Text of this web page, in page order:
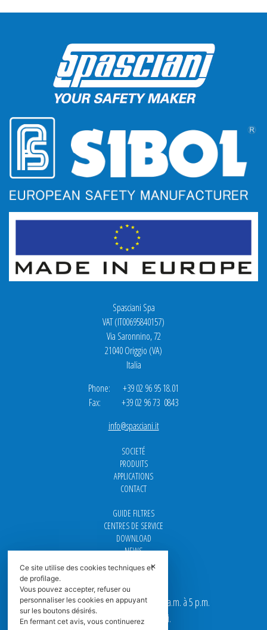
Spasciani Spa
VAT (IT00695840157)
Via Saronnino, 72
21040 Origgio (VA)
Italia
Phone: +39 02 96 95 18.01
Fax: +39 02 96 73 0843
info@spasciani.it
SOCIETÉ
PRODUITS
APPLICATIONS
CONTACT
GUIDE FILTRES
CENTRES DE SERVICE
DOWNLOAD
NEWS
FAQ
CARRIÈRE
Nos bureaux sont ouverts de 9 a.m. à 5 p.m.
du Lundi au Vendredi.
✕
Ce site utilise des cookies techniques et
de profilage.
Vous pouvez accepter, refuser ou
personnaliser les cookies en appuyant
sur les boutons désirés.
En fermant cet avis, vous continuerez